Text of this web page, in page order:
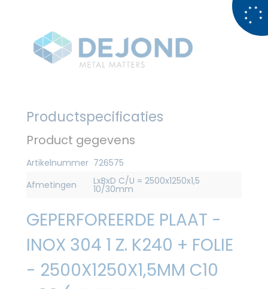
Productspecificaties
Product gegevens
Artikelnummer 726575
Afmetingen
LxBxD C/U = 2500x1250x1,5
10/30mm
GEPERFOREERDE PLAAT -
INOX 304 1 Z. K240 + FOLIE
- 2500X1250X1,5MM C10